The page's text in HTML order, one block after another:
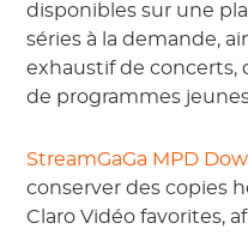
disponibles sur une
séries à la demande,
exhaustif de concerts,
de programmes
StreamGaGa MPD
conserver des copies
Claro Vidéo favorites,